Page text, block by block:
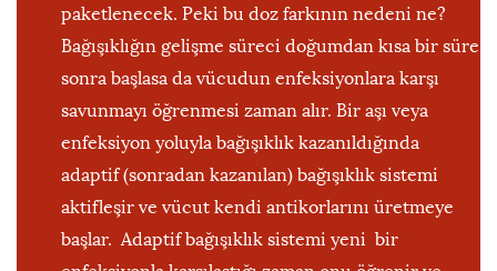
paketlenecek. Peki bu doz farkının nedeni ne?
Bağışıklığın gelişme süreci doğumdan kısa bir süre
sonra başlasa da vücudun enfeksiyonlara karşı
savunmayı öğrenmesi zaman alır. Bir aşı veya
enfeksiyon yoluyla bağışıklık kazanıldığında
adaptif (sonradan kazanılan) bağışıklık sistemi
aktifleşir ve vücut kendi antikorlarını üretmeye
başlar. Adaptif bağışıklık sistemi yeni bir